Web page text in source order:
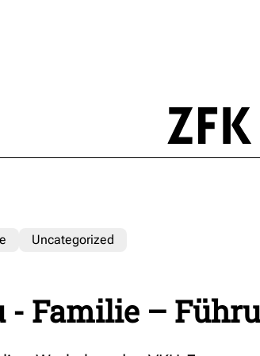
Uncategorized
- Familie –